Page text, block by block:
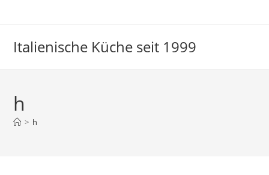
Italienische Küche seit 1999
h
> h